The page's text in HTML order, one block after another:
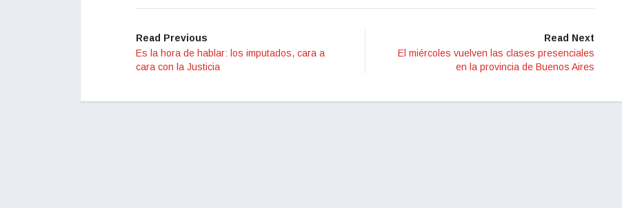
Read Previous
Es la hora de hablar: los imputados, cara a
cara con la Justicia
Read Next
El miércoles vuelven las clases presenciales
en la provincia de Buenos Aires